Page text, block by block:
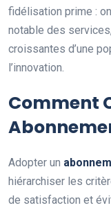
fidélisation prime :
notable des
croissantes d’une
l’innovation.
Comment
Adopter un
hiérarchiser les
de satisfaction et